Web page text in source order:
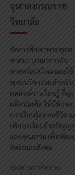
จุฬาลงกรณราช
วิทยาลัย
จัดการศึกษาพระพุทธ
ศาสนา บูรณาการกับ
ศาสตร์สมัยใหม่ และใช้
พุทธนวัตกรรม สำหรับ
ผลลัพธ์การเรียนรู้ ที่มุ่ง
ผลิตบัณฑิต ให้มีทักษะ
การเรียนรู้ตลอดชีวิต แ
เพียบพร้อมด้วยปัญญา
และคุณธรรม เพื่อพัฒ
จิตใจและสังคม
ช่องทางการติดตาม